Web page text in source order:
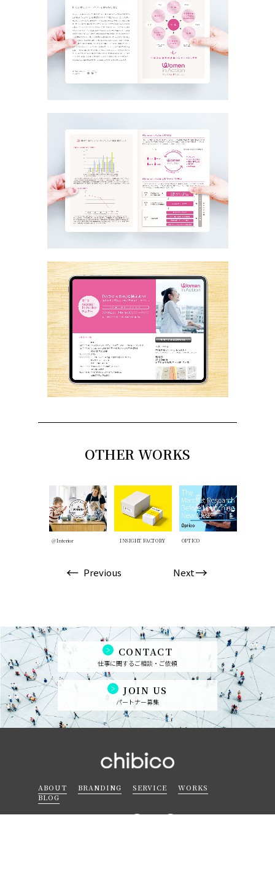
OTHER WORKS
Previous
@Interior INSIGHT FACTORY OPTICO
Next
CONTACT
仕事に関するご相談・ご依頼
JOIN US
パートナー募集
ABOUT BRANDING SERVICE
WORKS
BLOG